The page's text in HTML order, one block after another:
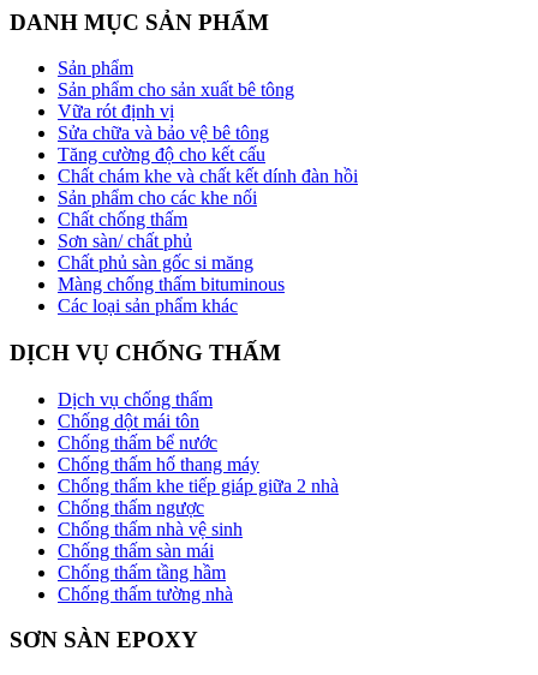
DANH MỤC SẢN PHẨM
Sản phẩm
Sản phẩm cho sản xuất bê tông
Vữa rót định vị
Sửa chữa và bảo vệ bê tông
Tăng cường độ cho kết cấu
Chất chám khe và chất kết dính đàn hồi
Sản phẩm cho các khe nối
Chất chống thấm
Sơn sàn/ chất phủ
Chất phủ sàn gốc si măng
Màng chống thấm bituminous
Các loại sản phẩm khác
DỊCH VỤ CHỐNG THẤM
Dịch vụ chống thấm
Chống dột mái tôn
Chống thấm bể nước
Chống thấm hố thang máy
Chống thấm khe tiếp giáp giữa 2 nhà
Chống thấm ngược
Chống thấm nhà vệ sinh
Chống thấm sàn mái
Chống thấm tầng hầm
Chống thấm tường nhà
SƠN SÀN EPOXY